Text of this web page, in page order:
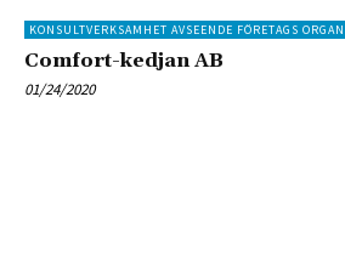
KONSULTVERKSAMHET AVSEENDE FÖRETAGS
Comfort-kedjan AB
01/24/2020